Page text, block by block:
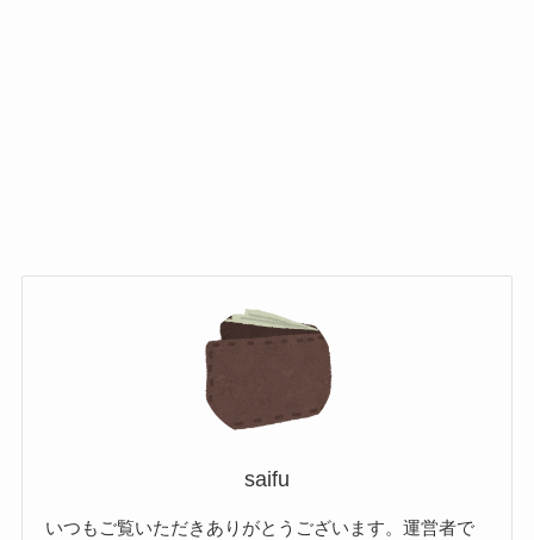
saifu
いつもご覧いただきありがとうございます。運営者で